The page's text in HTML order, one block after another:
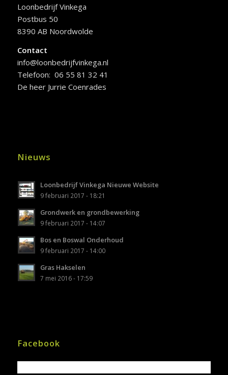
Loonbedrijf Vinkega
Postbus 50
8390 AB Noordwolde
Contact
info@loonbedrijfvinkega.nl
Telefoon: 06 55 81 32 41
De heer Jurrie Coenrades
Nieuws
Loonbedrijf Vinkega Nieuwe Website
9 februari 2017 - 18:21
Grondwerk en grondbewerking
9 februari 2017 - 14:07
Bos en Boswal Onderhoud
9 februari 2017 - 14:00
Gras Hakselen
7 mei 2016 - 17:59
Facebook